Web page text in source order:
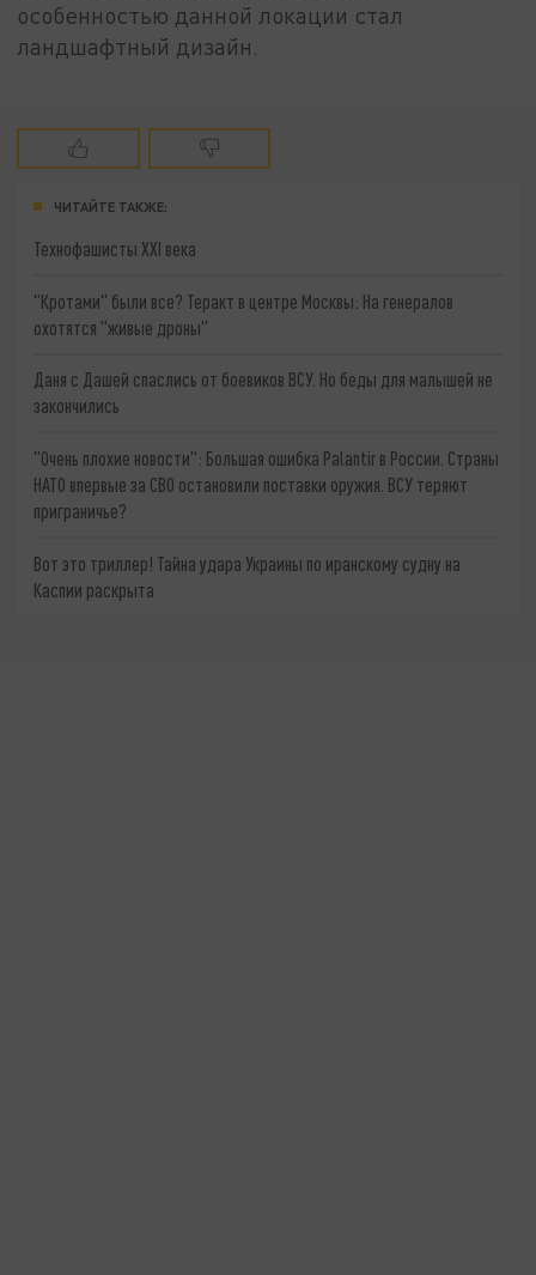
особенностью данной локации стал
ландшафтный дизайн.
ЧИТАЙТЕ ТАКЖЕ:
Технофашисты XXI века
"Кротами" были все? Теракт в центре Москвы: На генералов
охотятся "живые дроны"
Даня с Дашей спаслись от боевиков ВСУ. Но беды для малышей не
закончились
"Очень плохие новости": Большая ошибка Palantir в России. Страны
НАТО впервые за СВО остановили поставки оружия. ВСУ теряют
приграничье?
Вот это триллер! Тайна удара Украины по иранскому судну на
Каспии раскрыта